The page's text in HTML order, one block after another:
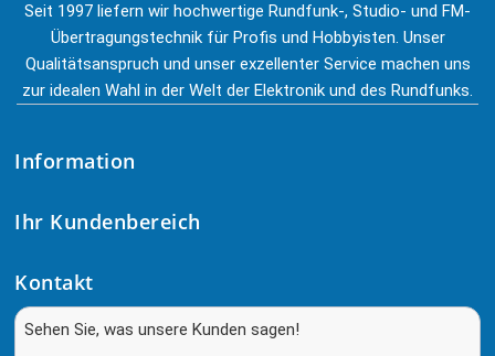
Seit 1997 liefern wir hochwertige Rundfunk-, Studio- und FM-
Übertragungstechnik für Profis und Hobbyisten. Unser
Qualitätsanspruch und unser exzellenter Service machen uns
zur idealen Wahl in der Welt der Elektronik und des Rundfunks.
Information
Ihr Kundenbereich
Kontakt
Sehen Sie, was unsere Kunden sagen!